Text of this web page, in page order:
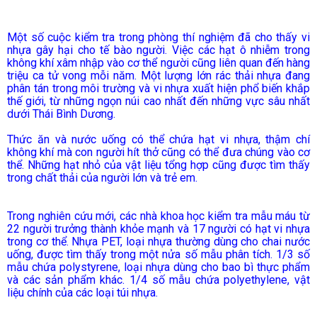
Một số cuộc kiểm tra trong phòng thí nghiệm đã cho thấy vi
nhựa gây hại cho tế bào người. Việc các hạt ô nhiễm trong
không khí xâm nhập vào cơ thể người cũng liên quan đến hàng
triệu ca tử vong mỗi năm. Một lượng lớn rác thải nhựa đang
phân tán trong môi trường và vi nhựa xuất hiện phổ biến khắp
thế giới, từ những ngọn núi cao nhất đến những vực sâu nhất
dưới Thái Bình Dương.
Thức ăn và nước uống có thể chứa hạt vi nhựa, thậm chí
không khí mà con người hít thở cũng có thể đưa chúng vào cơ
thể. Những hạt nhỏ của vật liệu tổng hợp cũng được tìm thấy
trong chất thải của người lớn và trẻ em.
Trong nghiên cứu mới, các nhà khoa học kiểm tra mẫu máu từ
22 người trưởng thành khỏe mạnh và 17 người có hạt vi nhựa
trong cơ thể. Nhựa PET, loại nhựa thường dùng cho chai nước
uống, được tìm thấy trong một nửa số mẫu phân tích. 1/3 số
mẫu chứa polystyrene, loại nhựa dùng cho bao bì thực phẩm
và các sản phẩm khác. 1/4 số mẫu chứa polyethylene, vật
liệu chính của các loại túi nhựa.